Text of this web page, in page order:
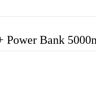
Power Bank